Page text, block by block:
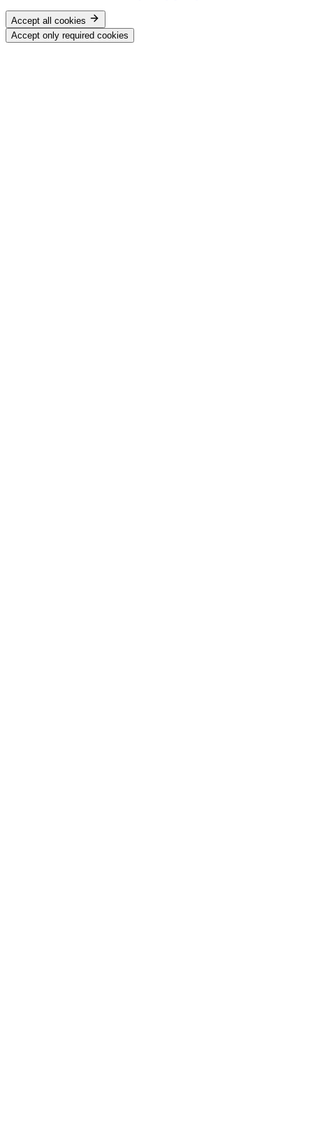
Accept all cookies
Accept only required cookies